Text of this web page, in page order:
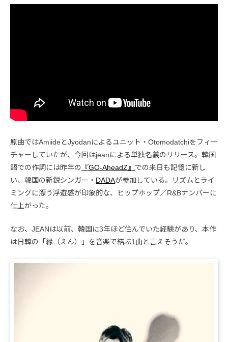
原曲ではAmiideとJyodanによるユニット・Otomodatchiをフィー
チャーしていたが、今回はjeanによる単独名義のリリース。韓国
語での作詞には昨年の
『GO-AheadZ』 での来日も記憶に新し
い、韓国の新鋭シンガー・ DADAが参加している。リズムとライ
ミングに漂う浮遊感が印象的な、ヒップホップ／R&Bナンバーに
仕上がった。
なお、JEANは以前、韓国に3年ほど住んでいた経験があり、本作
は日韓の「縁（えん）」を音楽で結ぶ1曲と言えそうだ。